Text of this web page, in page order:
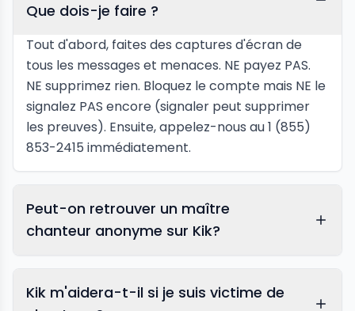
Que dois-je faire ?
Tout d'abord, faites des captures d'écran de
tous les messages et menaces. NE payez PAS.
NE supprimez rien. Bloquez le compte mais NE le
signalez PAS encore (signaler peut supprimer
les preuves). Ensuite, appelez-nous au 1 (855)
853-2415 immédiatement.
Peut-on retrouver un maître
chanteur anonyme sur Kik?
Kik m'aidera-t-il si je suis victime de